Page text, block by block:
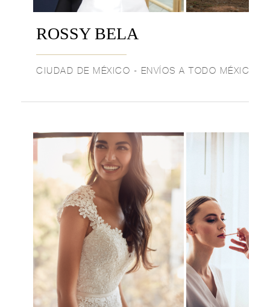
ROSSY BELA
CIUDAD DE MÉXICO - ENVÍOS A TODO MÉXICO